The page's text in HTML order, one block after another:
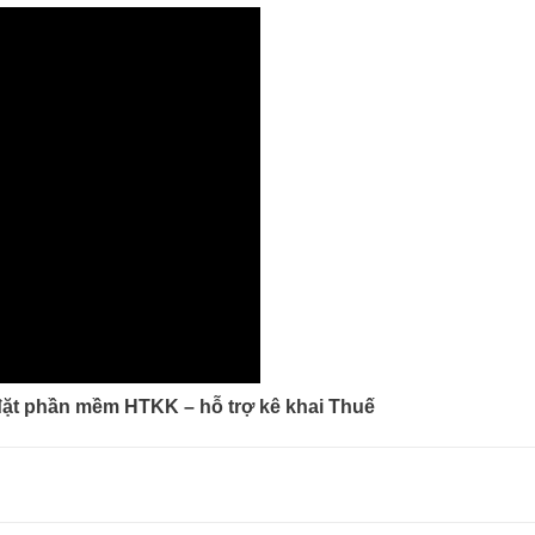
phần mềm HTKK – hỗ trợ kê khai Thuế